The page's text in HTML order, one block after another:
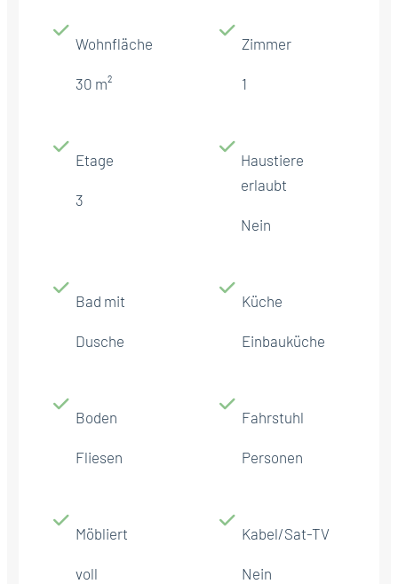
Wohnfläche
30 m²
Zimmer
1
Etage
3
Haustiere
erlaubt
Nein
Bad mit
Dusche
Küche
Einbauküche
Boden
Fliesen
Fahrstuhl
Personen
Möbliert
voll
Kabel/Sat-TV
Nein